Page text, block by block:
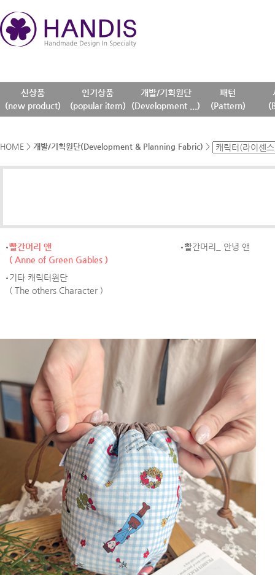
신상품
(new product)
인기상품
(popular item)
개발/기획원단
(Development ...)
패턴
(Pattern)
HOME > 개발/기획원단(Development & Planning Fabric) >
빨간머리 앤
( Anne of Green Gables )
빨간머리_ 안녕 앤
기타 캐릭터원단
( The others Character )